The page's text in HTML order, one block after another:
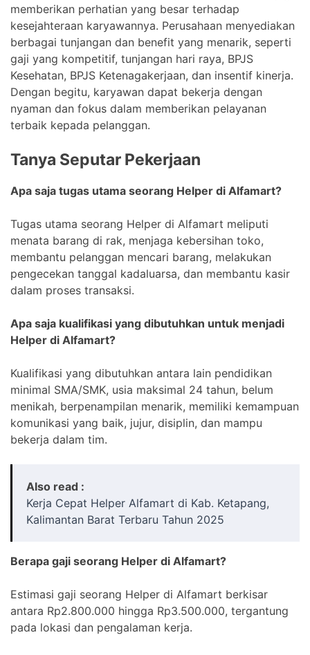
memberikan perhatian yang besar terhadap
kesejahteraan karyawannya. Perusahaan menyediakan
berbagai tunjangan dan benefit yang menarik, seperti
gaji yang kompetitif, tunjangan hari raya, BPJS
Kesehatan, BPJS Ketenagakerjaan, dan insentif kinerja.
Dengan begitu, karyawan dapat bekerja dengan
nyaman dan fokus dalam memberikan pelayanan
terbaik kepada pelanggan.
Tanya Seputar Pekerjaan
Apa saja tugas utama seorang Helper di Alfamart?
Tugas utama seorang Helper di Alfamart meliputi
menata barang di rak, menjaga kebersihan toko,
membantu pelanggan mencari barang, melakukan
pengecekan tanggal kadaluarsa, dan membantu kasir
dalam proses transaksi.
Apa saja kualifikasi yang dibutuhkan untuk menjadi
Helper di Alfamart?
Kualifikasi yang dibutuhkan antara lain pendidikan
minimal SMA/SMK, usia maksimal 24 tahun, belum
menikah, berpenampilan menarik, memiliki kemampuan
komunikasi yang baik, jujur, disiplin, dan mampu
bekerja dalam tim.
Also read :
Kerja Cepat Helper Alfamart di Kab. Ketapang,
Kalimantan Barat Terbaru Tahun 2025
Berapa gaji seorang Helper di Alfamart?
Estimasi gaji seorang Helper di Alfamart berkisar
antara Rp2.800.000 hingga Rp3.500.000, tergantung
pada lokasi dan pengalaman kerja.